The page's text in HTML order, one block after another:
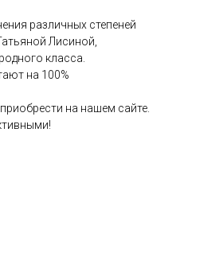
различных степеней
Лисиной,
класса.
на 100%
на нашем сайте.